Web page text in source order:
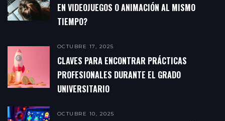
EN VIDEOJUEGOS O ANIMACIÓN AL MISMO
TIEMPO?
OCTUBRE 17, 2025
CLAVES PARA ENCONTRAR PRÁCTICAS
PROFESIONALES DURANTE EL GRADO
UNIVERSITARIO
OCTUBRE 10, 2025